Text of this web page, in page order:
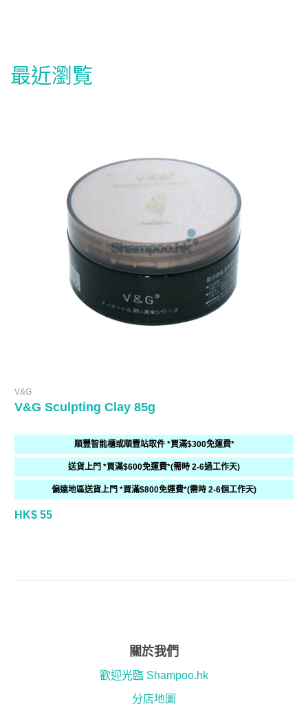
最近瀏覧
V&G
V&G Sculpting Clay 85g
順豐智能櫃或順豐站取件 *買滿$300免運費*
送貨上門 *買滿$600免運費*(需時 2-6過工作天)
偏遠地區送貨上門 *買滿$800免運費*(需時 2-6個工作天)
HK$ 55
關於我們
歡迎光臨 Shampoo.hk
分店地圖